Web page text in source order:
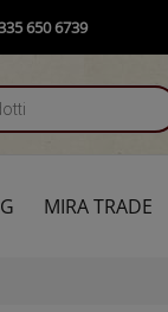
650 6739
search
MIRA TRADE